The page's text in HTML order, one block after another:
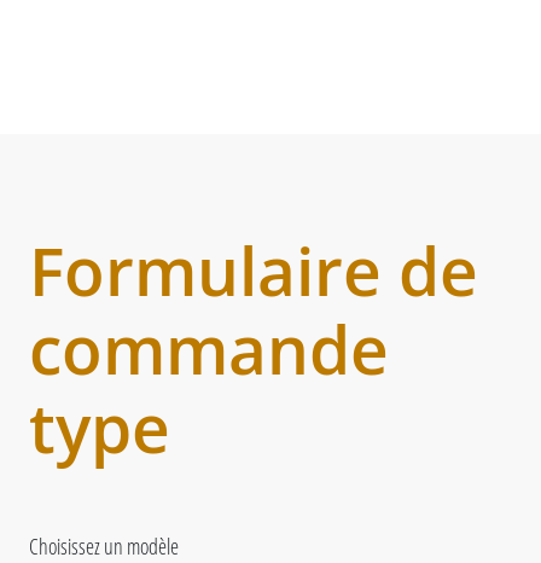
Formulaire de
commande
type
Choisissez un modèle